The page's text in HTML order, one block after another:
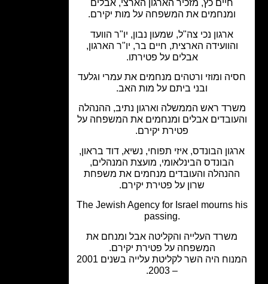
חיים כץ, מזכיר הארגון הארצי, אבלים
ומנחמים את המשפחה על מות יקירם.
ארגון נכי צה"ל, שמעון נבון, יו"ר הוועד
הארצית, חיים בר, יו"ר הארגון,
אבלים על פטירתו.
ומוזי ורטהים מנחמים את עמרי וגלעד
ובני ביתם על מות האב.
ראש הממשלה וארגון נתיב, ההנהלה
אבלים ומנחמים את המשפחה על
פטירת יקירם.
הבונדס, איזי תפוחי, נשיא, דוד בראון,
הבונדס הבינלאומי, מועצת המנהלים,
והעובדים מנחמים את משפחת
שרון על פטירת יקירם.
The Jewish Agency for Israel mourns
passing.
העלייה והקליטה אבל ומנחם את
המשפחה על פטירת יקירם.
המנוח היה השר לקליטת עלייה בשנים 2001